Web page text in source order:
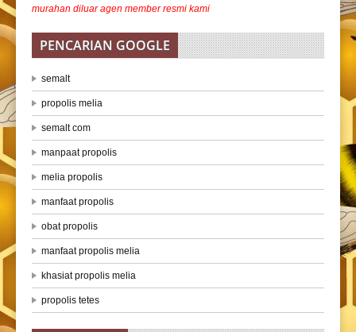
murahan diluar agen member resmi kami
PENCARIAN GOOGLE
semalt
propolis melia
semalt com
manpaat propolis
melia propolis
manfaat propolis
obat propolis
manfaat propolis melia
khasiat propolis melia
propolis tetes